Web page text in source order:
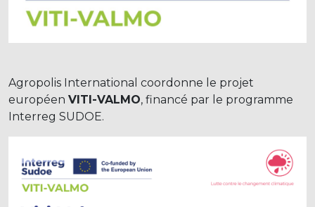
Agropolis International coordonne le projet
européen VITI-VALMO, financé par le programme
Interreg SUDOE.